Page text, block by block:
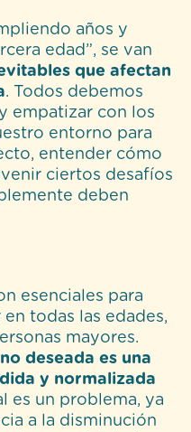
años y
edad”, se van
que afectan
. Todos debemos
empatizar con los
entorno para
entender cómo
ciertos desafíos
deben
esenciales para
todas las edades,
mayores.
deseada es una
y normalizada
es un problema, ya
a la disminución